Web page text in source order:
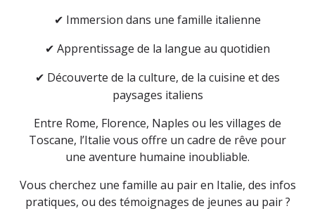
✔ Immersion dans une famille italienne
✔ Apprentissage de la langue au quotidien
✔ Découverte de la culture, de la cuisine et des
paysages italiens
Entre Rome, Florence, Naples ou les villages de
Toscane, l’Italie vous offre un cadre de rêve pour
une aventure humaine inoubliable.
Vous cherchez une famille au pair en Italie, des infos
pratiques, ou des témoignages de jeunes au pair ?